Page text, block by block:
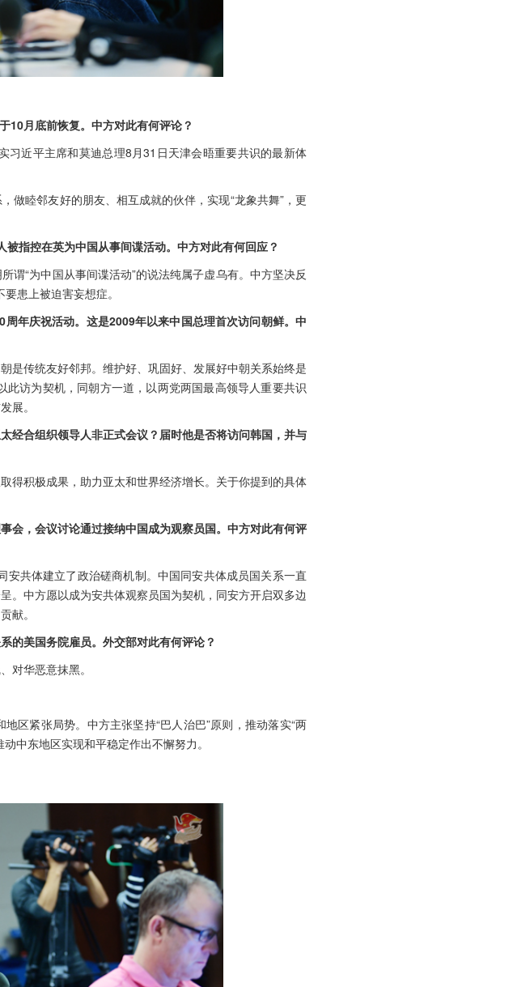
10月底前恢复。中方对此有何评论？
近平主席和莫迪总理8月31日天津会晤重要共识的最新体
做睦邻友好的朋友、相互成就的伙伴，实现“龙象共舞”，更
指控在英为中国从事间谍活动。中方对此有何回应？
谓“为中国从事间谍活动”的说法纯属子虚乌有。中方坚决反
患上被迫害妄想症。
年庆祝活动。这是2009年以来中国总理首次访问朝鲜。中
是传统友好邻邦。维护好、巩固好、发展好中朝关系始终是
访为契机，同朝方一道，以两党两国最高领导人重要共识
展。
经合组织领导人非正式会议？届时他是否将访问韩国，并与
得积极成果，助力亚太和世界经济增长。关于你提到的具体
会，会议讨论通过接纳中国成为观察员国。中方对此有何评
共体建立了政治磋商机制。中国同安共体成员国关系一直
。中方愿以成为安共体观察员国为契机，同安方开启双多边
献。
的美国务院雇员。外交部对此有何评论？
对华恶意抹黑。
区紧张局势。中方主张坚持“巴人治巴”原则，推动落实“两
中东地区实现和平稳定作出不懈努力。